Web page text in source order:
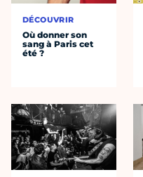
DÉCOUVRIR
Où donner son
sang à Paris cet
été ?